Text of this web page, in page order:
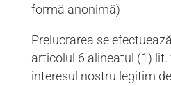
formă anonimă)
Prelucrarea se
articolul 6 alineatul (1) lit.
interesul nostru legitim